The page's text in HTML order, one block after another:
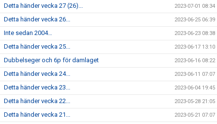
Detta händer vecka 27 (26)... 2023-07-01 08:34
Detta händer vecka 26... 2023-06-25 06:39
Inte sedan 2004… 2023-06-23 08:38
Detta händer vecka 25... 2023-06-17 13:10
Dubbelseger och 6p för damlaget 2023-06-16 08:22
Detta händer vecka 24... 2023-06-11 07:07
Detta händer vecka 23... 2023-06-04 19:45
Detta händer vecka 22... 2023-05-28 21:05
Detta händer vecka 21... 2023-05-21 07:07